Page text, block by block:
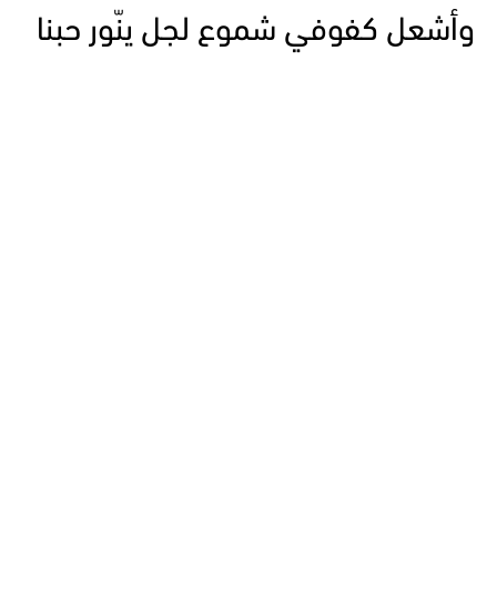
وأشعل كفوفي شموع لجل ينّور حبنا